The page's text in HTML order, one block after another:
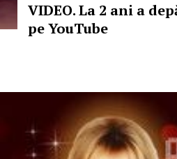
VIDEO. La 2 ani a
pe YouTube